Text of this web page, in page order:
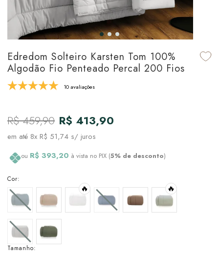
em Marcas
em Tapetes
de Colchão & Travesseiro
& Sobre-Lençol Avulso
& Manta para Cama
Edredom & Duvet
Prato & Copa
de Cozinha
em Mesa & Cozinha
em Banho
Edredom Solteiro Karsten Tom 100%
Algodão Fio Penteado Percal 200 Fios
10 avaliações
R$ 459,90 R$ 413,90
em até 8x R$ 51,74 s/ juros
ou R$ 393,20 à vista no PIX (5% de desconto)
Tamanho:
Cor:
🔥 🔥